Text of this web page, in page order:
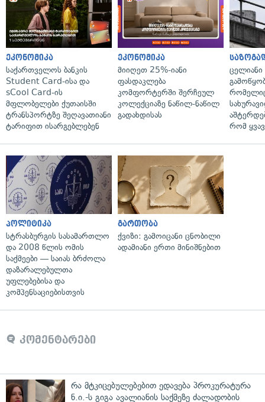
ეკონომიკა
საქართველოს ბანკის
Student Card-ისა და
sCool Card-ის
მფლობელები ქუთაისში
ტრანსპორტზე შეღავათიანი
ტარიფით ისარგებლებენ
ეკონომიკა
მიიღეთ 25%-იანი
ფასდაკლება
კომფორტერში შერჩეულ
კოლექციაზე ნაწილ-ნაწილ
გადახდისას
რომელიც
რომ
პოლიტიკა
სტრასბურგის სასამართლო
და 2008 წლის ომის
საქმეები — საიას ბრძოლა
დაზარალებულთა
უფლებებისა და
კომპენსაციებისთვის
გართობა
ქვიზი: გამოიცანი ცნობილი
ადამიანი ერთი მინიშნებით
კომენტარები
რა მტკიცებულებებით ედავება პროკურატურა
ნ.ი.-ს გიგა ავალიანის საქმეზე ძალადობის